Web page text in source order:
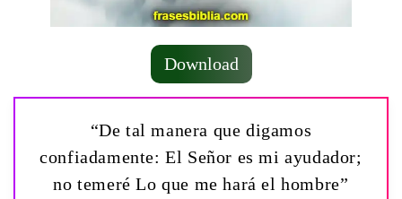
Download
“De tal manera que digamos
confiadamente: El Señor es mi ayudador;
no temeré Lo que me hará el hombre”